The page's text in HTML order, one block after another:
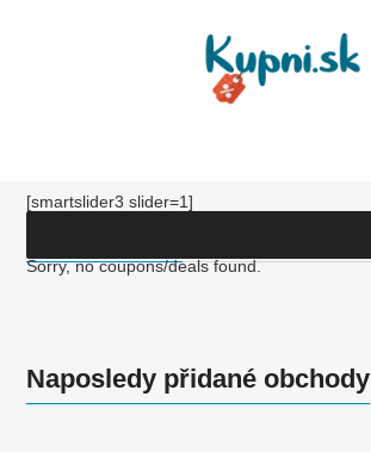
[smartslider3 slider=1]
Sorry, no coupons/deals found.
Naposledy přidané obchody